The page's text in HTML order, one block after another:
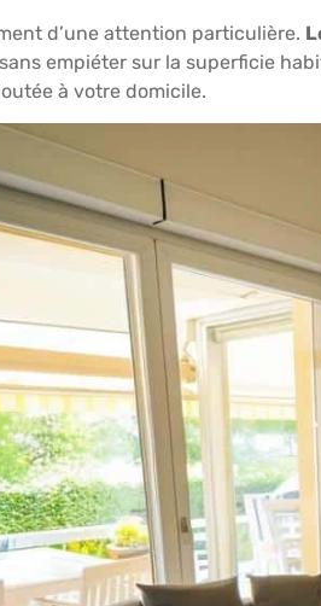
d’une attention particulière.
empiéter sur la superficie
à votre domicile.